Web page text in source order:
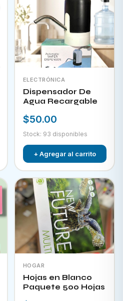
ELECTRÓNICA
Dispensador De
Agua Recargable
$50.00
Stock: 93 disponibles
+ Agregar al carrito
HOGAR
Hojas en Blanco
Paquete 500 Hojas